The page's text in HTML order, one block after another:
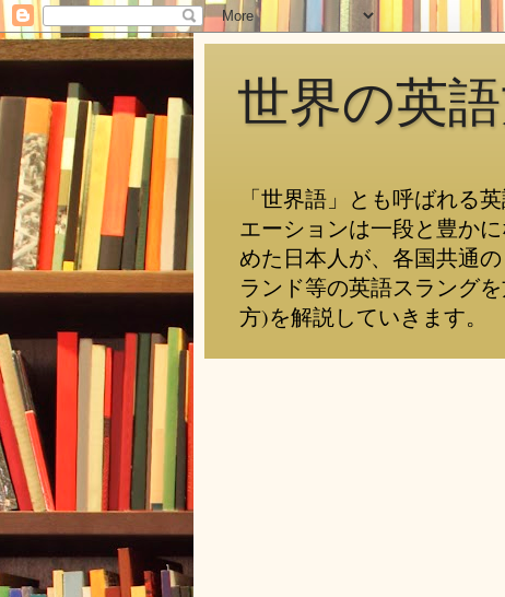
世界の英
「世界語」とも呼ばれる
エーションは一段と豊か
めた日本人が、各国共通
ランド等の英語スラング
方)を解説していきます。